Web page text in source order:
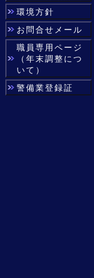
環境方針
お問合せメール
職員専用ページ
（年末調整につ
いて）
警備業登録証